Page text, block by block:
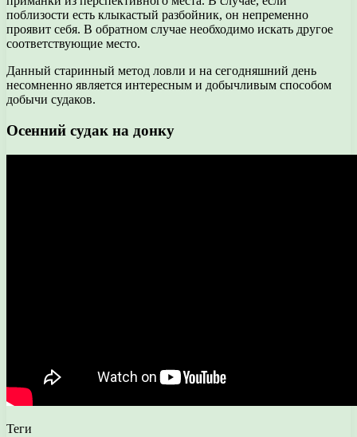
поблизости есть клыкастый разбойник, он непременно
проявит себя. В обратном случае необходимо искать другое
соответствующие место.
Данный старинный метод ловли и на сегодняшний день
несомненно является интересным и добычливым способом
добычи судаков.
Осенний судак на донку
Теги